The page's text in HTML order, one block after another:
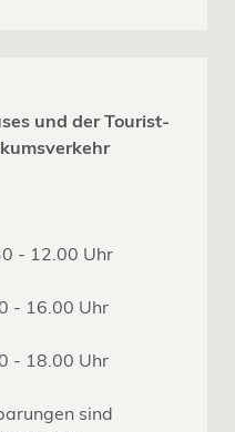
und der Tourist-
- 12.00 Uhr
Uhr
Uhr
sind